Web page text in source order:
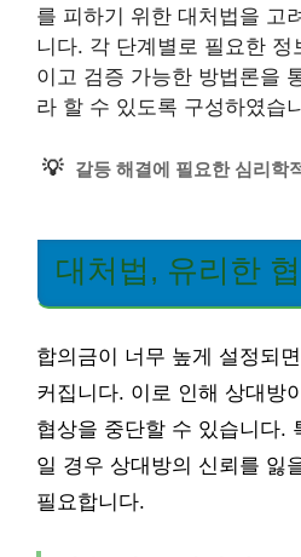
를 피하기 위한 대처법을 고
니다. 각 단계별로 필요한 정
이고 검증 가능한 방법론을
라 할 수 있도록 구성하였습
💡 갈등 해결에 필요한 심리학
대처법, 유리한
합의금이 너무 높게 설정되
커집니다. 이로 인해 상대방
협상을 중단할 수 있습니다.
일 경우 상대방의 신뢰를 잃
필요합니다.